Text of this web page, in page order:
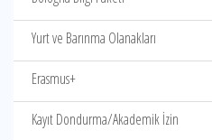
Yurt ve Barınma Olanakları
Erasmus+
Kayıt Dondurma/Akademik İzin